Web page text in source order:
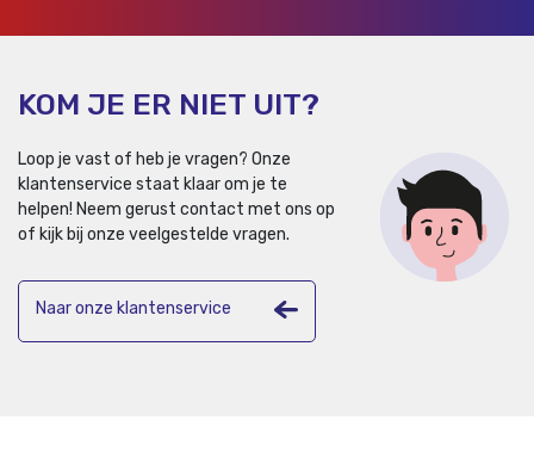
KOM JE ER NIET UIT?
Loop je vast of heb je vragen? Onze
klantenservice staat klaar om je te
helpen! Neem gerust contact met ons op
of kijk bij onze veelgestelde vragen.
Naar onze klantenservice